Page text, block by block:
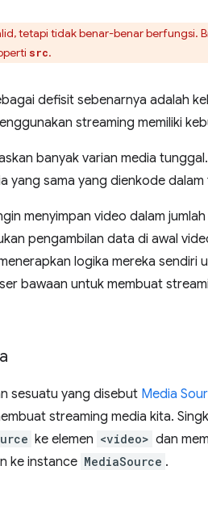
tetapi tidak benar-benar berfungsi.
src.
defisit sebenarnya adalah
streaming memiliki
banyak varian media
yang sama yang dienkode
menyimpan video dalam
pengambilan data di awal
logika mereka sendiri
bawaan untuk membuat
sesuatu yang disebut Media
streaming media kita.
ke elemen <video> dan
ke instance MediaSource .